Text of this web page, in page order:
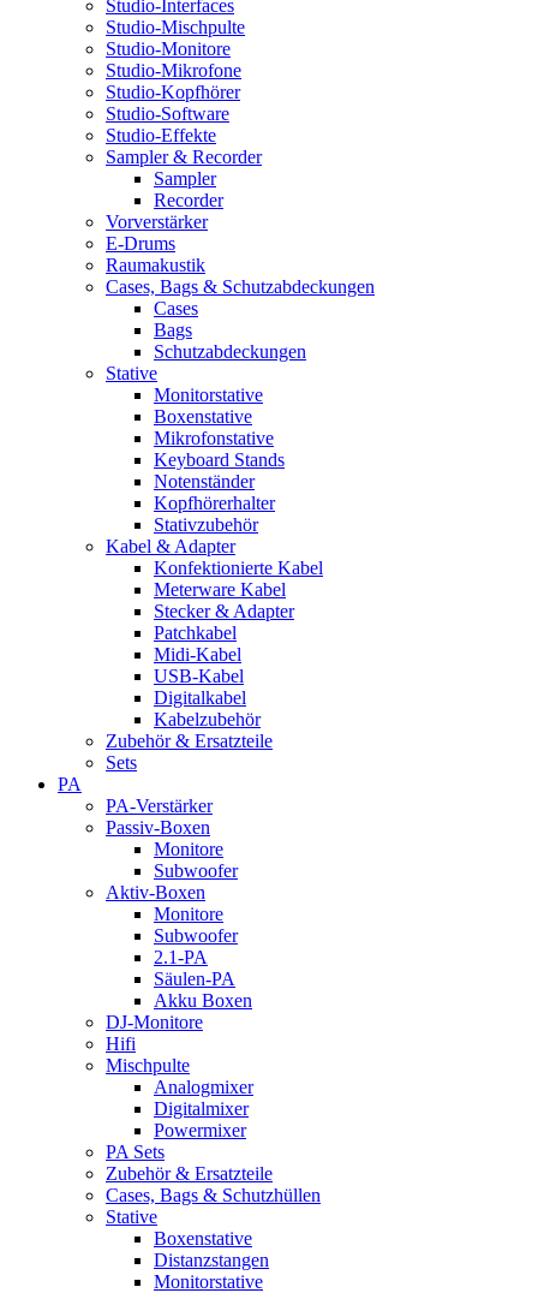
Studio-Interfaces
Studio-Mischpulte
Studio-Monitore
Studio-Mikrofone
Studio-Kopfhörer
Studio-Software
Studio-Effekte
Sampler & Recorder
Sampler
Recorder
Vorverstärker
E-Drums
Raumakustik
Cases, Bags & Schutzabdeckungen
Cases
Bags
Schutzabdeckungen
Stative
Monitorstative
Boxenstative
Mikrofonstative
Keyboard Stands
Notenständer
Kopfhörerhalter
Stativzubehör
Kabel & Adapter
Konfektionierte Kabel
Meterware Kabel
Stecker & Adapter
Patchkabel
Midi-Kabel
USB-Kabel
Digitalkabel
Kabelzubehör
Zubehör & Ersatzteile
Sets
PA
PA-Verstärker
Passiv-Boxen
Monitore
Subwoofer
Aktiv-Boxen
Monitore
Subwoofer
2.1-PA
Säulen-PA
Akku Boxen
DJ-Monitore
Hifi
Mischpulte
Analogmixer
Digitalmixer
Powermixer
PA Sets
Zubehör & Ersatzteile
Cases, Bags & Schutzhüllen
Stative
Boxenstative
Distanzstangen
Monitorstative